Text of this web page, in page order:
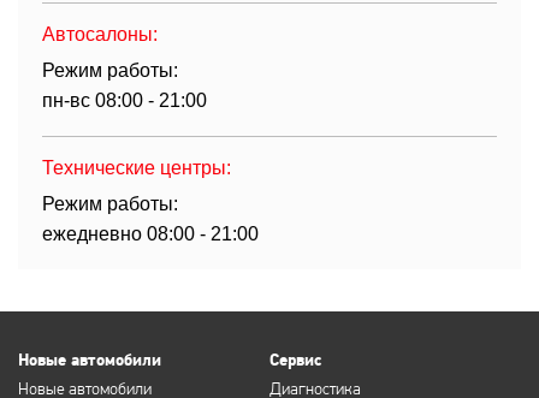
Автосалоны:
Режим работы:
пн-вс 08:00 - 21:00
Технические центры:
Режим работы:
ежедневно 08:00 - 21:00
Новые автомобили
Новые автомобили
Сервис
Диагностика